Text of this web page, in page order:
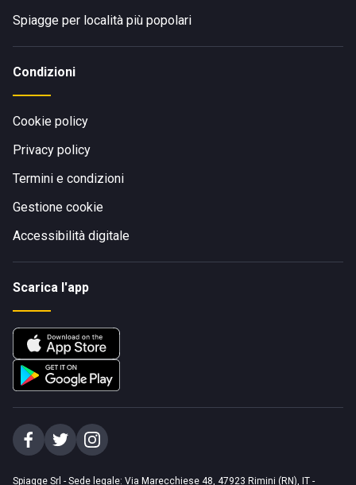
Spiagge per località più popolari
Condizioni
Cookie policy
Privacy policy
Termini e condizioni
Gestione cookie
Accessibilità digitale
Scarica l'app
Spiagge Srl - Sede legale: Via Marecchiese 48, 47923 Rimini (RN), IT -